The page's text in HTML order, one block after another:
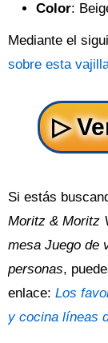
Color:
Mediante el
sobre esta
Si estás
Moritz & Moritz
mesa Juego de
personas,
enlace: Los
y cocina líneas